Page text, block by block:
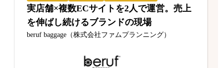
実店舗×複数ECサイトを2人で運営。売上
を伸ばし続けるブランドの現場
beruf baggage（株式会社ファムプランニング）